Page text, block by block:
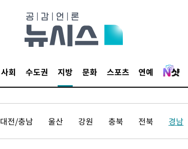
사회 수도권 지방 문화 스포츠 연예
대전/충남 울산 강원 충북 전북 경남